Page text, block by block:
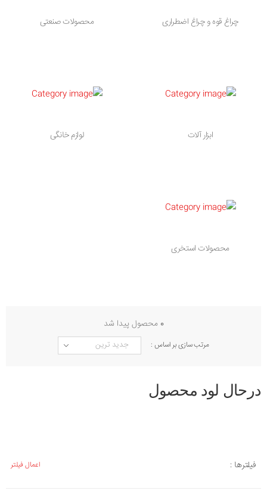
چراغ قوه و چراغ اضطراری محصولات صنعتی
ابزار آلات لوازم خانگی
محصولات استخری
0 محصول پیدا شد
مرتب سازی بر اساس :
درحال لود محصول
فیلترها : اعمال فیلتر